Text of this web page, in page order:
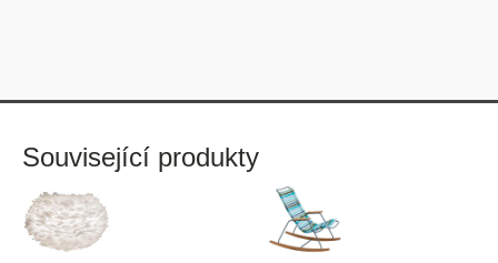
Související produkty